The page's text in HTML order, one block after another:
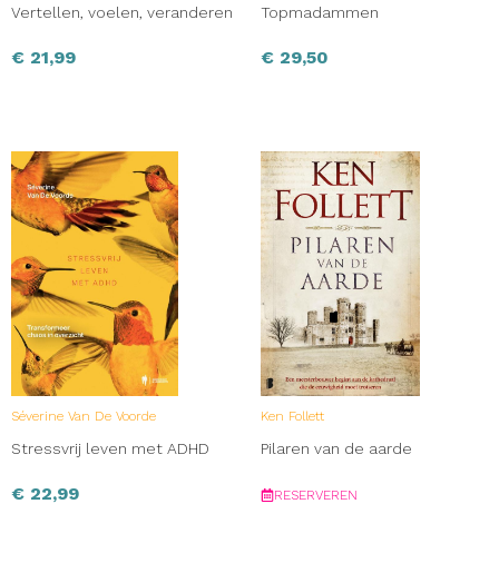
Vertellen, voelen, veranderen
€ 21,99
Topmadammen
€ 29,50
Séverine Van De Voorde
Stressvrij leven met ADHD
€ 22,99
Ken Follett
Pilaren van de aarde
RESERVEREN